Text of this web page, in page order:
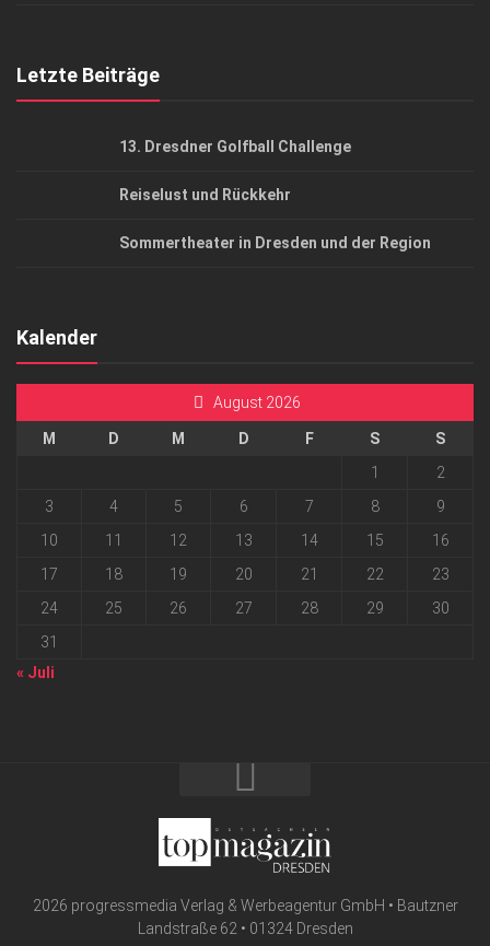
Letzte Beiträge
13. Dresdner Golfball Challenge
Reiselust und Rückkehr
Sommertheater in Dresden und der Region
Kalender
August 2026
M D M D F S
S
1
2
3
4 5 6 7 8
9
10
11 12 13 14 15
16
17
18 19 20 21 22
23
24
25 26 27 28 29
30
31
« Juli
2026 progressmedia Verlag & Werbeagentur GmbH • Bautzner
Landstraße 62 • 01324 Dresden